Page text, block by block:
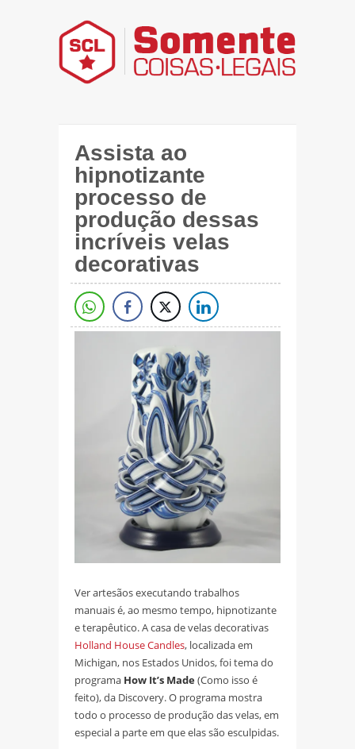
Assista ao
hipnotizante
processo de
produção dessas
incríveis velas
decorativas
Ver artesãos executando trabalhos
manuais é, ao mesmo tempo, hipnotizante
e terapêutico. A casa de velas decorativas
Holland House Candles, localizada em
Michigan, nos Estados Unidos, foi tema do
programa How It’s Made(Como isso é
feito), da Discovery. O programa mostra
todo o processo de produção das velas, em
especial a parte em que elas são esculpidas.